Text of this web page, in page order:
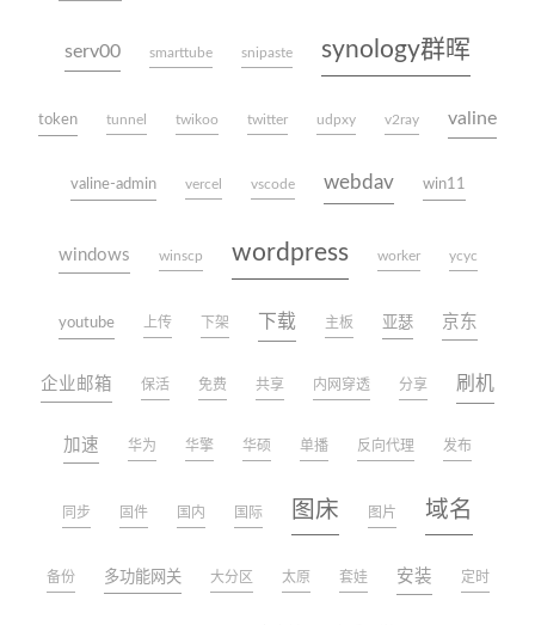
serv00 smarttube snipaste synology群晖
token tunnel twikoo twitter udpxy v2ray valine
valine-admin vercel vscode webdav win11
windows winscp wordpress worker ycyc
youtube 上传 下架 下载 主板 亚瑟 京东
企业邮箱 保活 免费 共享 内网穿透 分享 刷机
加速 华为 华擎 华硕 单播 反向代理 发布
同步 固件 国内 国际 图床 图片 域名
备份 多功能网关 大分区 太原 套娃 安装 定时